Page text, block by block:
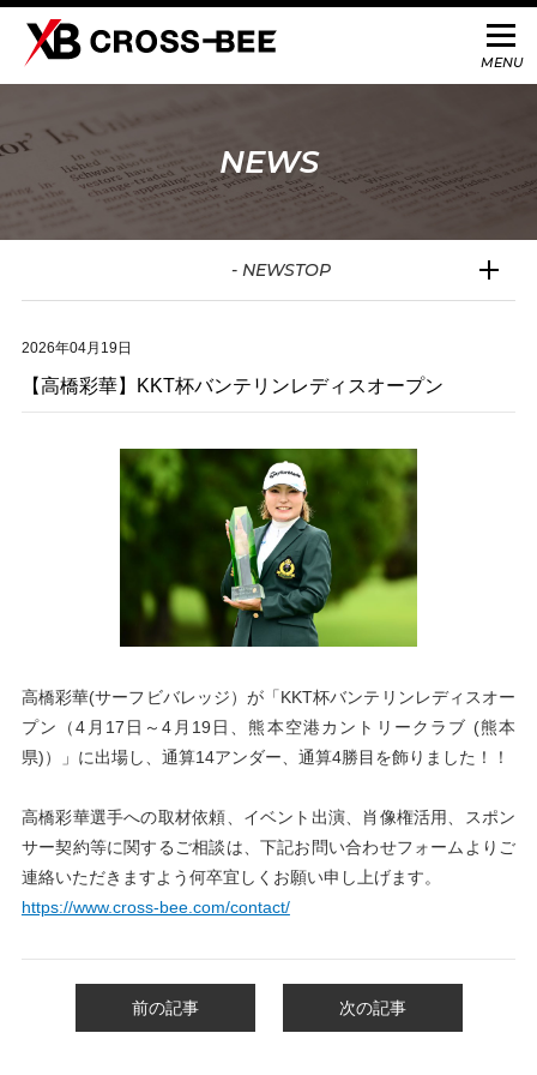
NEWS
2026年04月19日
【高橋彩華】KKT杯バンテリンレディスオープン
高橋彩華(サーフビバレッジ）が「KKT杯バンテリンレディスオー
プン
（4 月17日～4月19日 、熊本空港カントリークラブ (熊本
県)）」に出場し、通算14アンダー、通算4勝目を飾りました！！
高橋彩華選手への取材依頼、イベント出演、肖像権活用、スポン
サー契約等に関するご相談は、下記お問い合わせフォームよりご
連絡いただきますよう何卒宜しくお願い申し上げます。
https://www.cross-bee.com/contact/
前の記事 次の記事
- NEWSTOP